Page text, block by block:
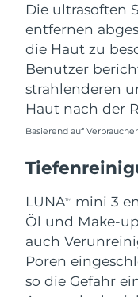
Die ultrasoften
entfernen
die Haut zu
Benutzer
strahlenderen
Haut nach der
Basierend auf
LUNATM
mini 3
Öl und Make-
auch
Poren
so die Gefahr
Philippinen
Polen
Portugal
Puerto Rico
Katar
Réunion
Rumänien
Russland